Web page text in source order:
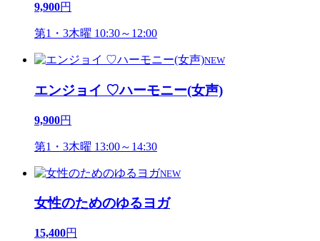
9,900円
第1・3木曜 10:30～12:00
NEW
エンジョイ ♡ハーモニー(女声)
9,900円
第1・3木曜 13:00～14:30
NEW
女性のためのゆるヨガ
15,400円